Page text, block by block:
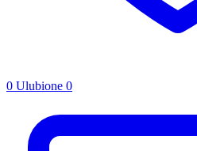
0 Ulubione 0